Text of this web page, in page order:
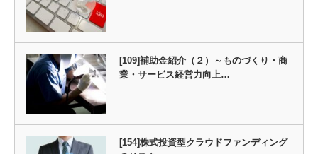
[109]補助金紹介（２）～ものづくり・商
業・サービス経営力向上…
[154]株式投資型クラウドファンディング